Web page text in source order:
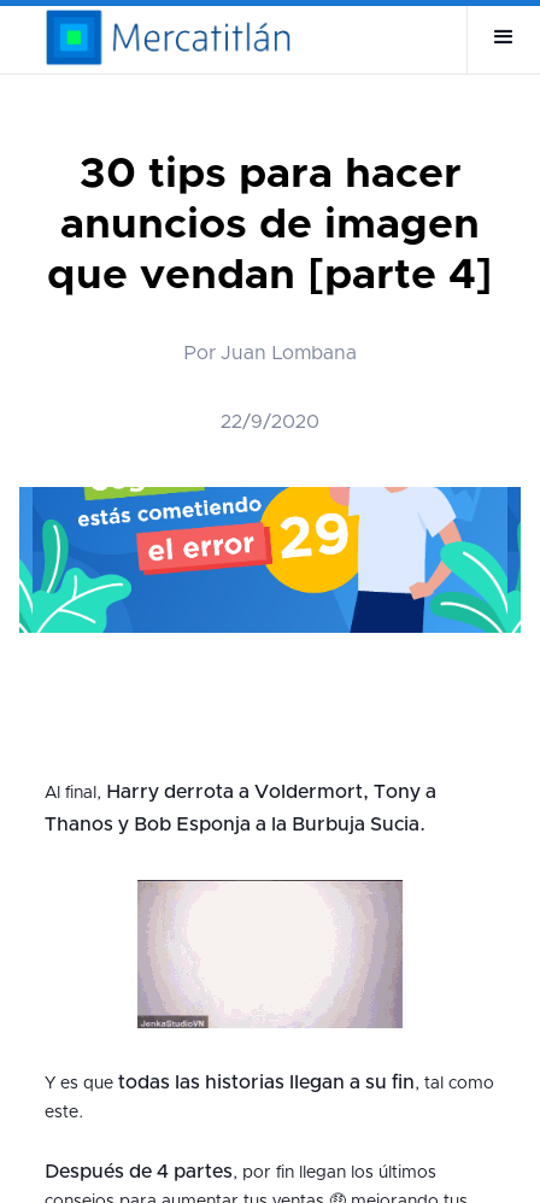
30 tips para hacer
anuncios de imagen
que vendan [parte 4]
Por Juan Lombana
22/9/2020
Al final, Harry derrota a Voldermort, Tony a
Thanos y Bob Esponja a la Burbuja Sucia.
Y es que todas las historias llegan a su fin, tal como
este.
Después de 4 partes, por fin llegan los últimos